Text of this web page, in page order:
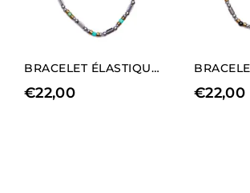
BRACELET ÉLASTIQUE POUR HOMME EN RHODIUM HÉMATITE ET AMAZONITE
€22,00 €22,00